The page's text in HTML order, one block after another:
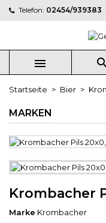
Telefon: 02454/939383

Startseite Bier
MARKEN
Krombacher
Marke Krombacher
My
((title))
((label))
Anmelden
Sie müssen
Wunschliste